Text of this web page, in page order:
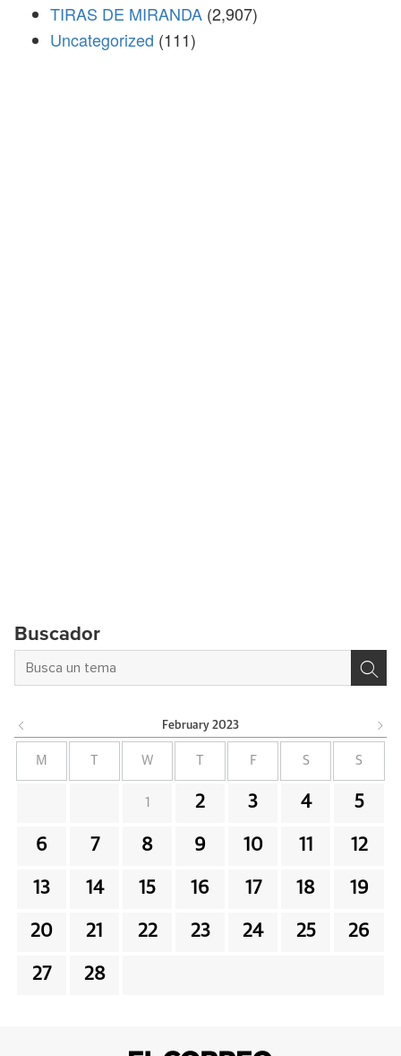
TIRAS DE MIRANDA (2,907)
Uncategorized (111)
Buscador
February 2023
M W F S S
1 2 3 4 5
6 7 8 9 10 11 12
13 14 15 16 17 18 19
20 21 22 23 24 25 26
27 28